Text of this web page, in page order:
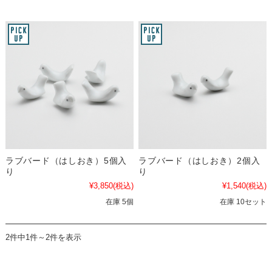
ラブバード（はしおき）5個入
り
¥3,850(税込)
在庫 5個
ラブバード（はしおき）2個入
り
¥1,540(税込)
在庫 10セット
2件中1件～2件を表示